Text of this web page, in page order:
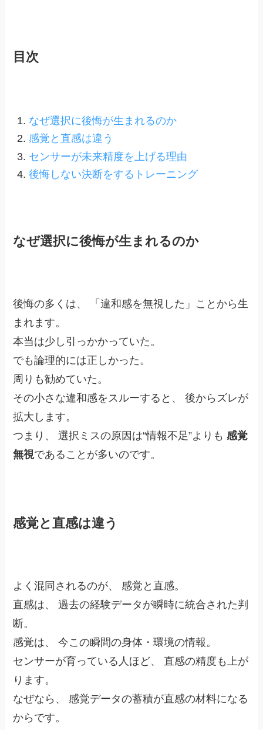
目次
なぜ選択に後悔が生まれるのか
感覚と直感は違う
センサーが未来精度を上げる理由
後悔しない決断をするトレーニング
なぜ選択に後悔が生まれるのか
後悔の多くは、 「違和感を無視した」ことから生
まれます。
本当は少し引っかかっていた。
でも論理的には正しかった。
周りも勧めていた。
その小さな違和感をスルーすると、 後からズレが
拡大します。
つまり、 選択ミスの原因は“情報不足”よりも感覚
無視であることが多いのです。
感覚と直感は違う
よく混同されるのが、 感覚と直感。
直感は、 過去の経験データが瞬時に統合された判
断。
感覚は、 今この瞬間の身体・環境の情報。
センサーが育っている人ほど、 直感の精度も上が
ります。
なぜなら、 感覚データの蓄積が直感の材料になる
からです。